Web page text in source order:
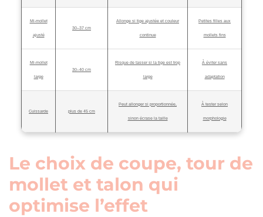
Mi‑mollet
ajusté
30–37 cm
Allonge si tige ajustée et couleur
continue
Petites filles aux
mollets fins
Mi‑mollet
large
30–40 cm
Risque de tasser si la tige est trop
large
À éviter sans
adaptation
Cuissarde plus de 45 cm
Peut allonger si proportionnée,
sinon écrase la taille
À tester selon
morphologie
Le choix de coupe, tour de
mollet et talon qui
optimise l’effet